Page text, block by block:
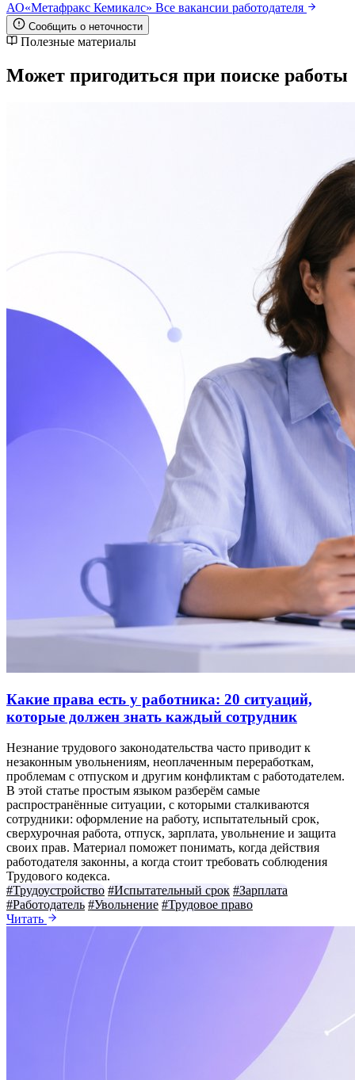
АО«Метафракс Кемикалс» Все вакансии работодателя
Сообщить о неточности
Полезные материалы
Может пригодиться при поиске работы
Какие права есть у работника: 20 ситуаций,
которые должен знать каждый сотрудник
Незнание трудового законодательства часто приводит к
незаконным увольнениям, неоплаченным переработкам,
проблемам с отпуском и другим конфликтам с работодателем.
В этой статье простым языком разберём самые
распространённые ситуации, с которыми сталкиваются
сотрудники: оформление на работу, испытательный срок,
сверхурочная работа, отпуск, зарплата, увольнение и защита
своих прав. Материал поможет понимать, когда действия
работодателя законны, а когда стоит требовать соблюдения
Трудового кодекса.
#Трудоустройство #Испытательный срок #Зарплата
#Работодатель #Увольнение #Трудовое право
Читать